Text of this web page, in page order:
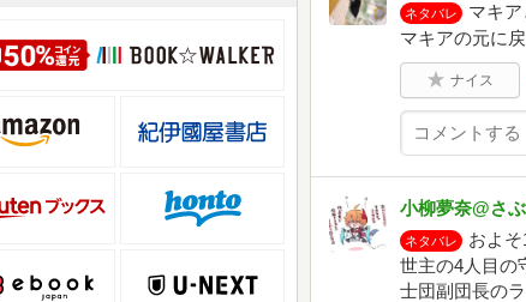
ネタバレ
マキ
マキアの元に
ナイス
小柳夢奈@さ
ネタバレ
およ
世主の4人目の
士団副団長の